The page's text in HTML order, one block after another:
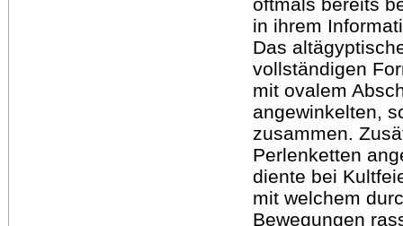
in ihrem
Das
vollständigen
mit ovalem
angewinkelten,
zusammen.
Perlenketten
diente bei
mit welchem
Bewegungen